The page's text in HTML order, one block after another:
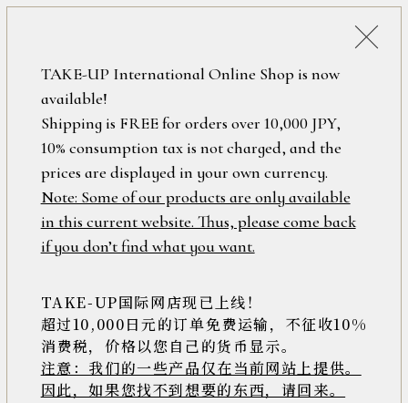
ONLINE SHOP
フリーワード
在庫なし含む
アイテム
ロ
グ
イ
ン
/
新
規
会
登
録
>>
TAKE-UP International Online Shop is now
available!
Shipping is FREE for orders over 10,000 JPY,
10% consumption tax is not charged, and the
prices are displayed in your own currency.
Note: Some of our products are only available
in this current website. Thus, please come back
if you don’t find what you want.
TAKE-UP国际网店现已上线！
超过10,000日元的订单免费运输，不征收10%
消费税，价格以您自己的货币显示。
注意：我们的一些产品仅在当前网站上提供。
因此，如果您找不到想要的东西，请回来。